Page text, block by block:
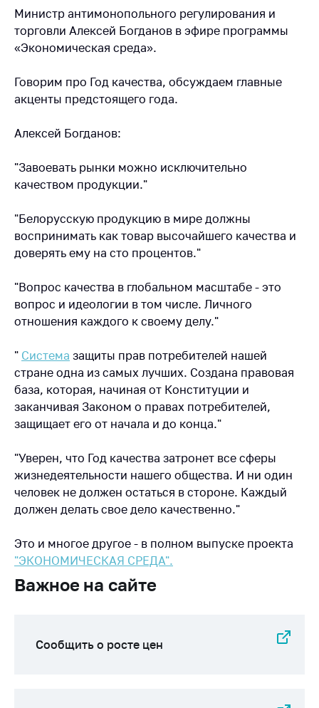
Белорусская
универсальная
товарная биржа
жизнь
работа
геральдические
символы
Деятельность
Ценовая политика
Антимонопольное
регулирование и
конкуренция
Регулирование и
контроль закупок
Защита прав
потребителей
рекламной
деятельности
Международное
сотрудничество
Применение мер
нетарифного
деятельность в
Республике
Министр антимонопольного регулирования и
торговли Алексей Богданов в эфире программы
«Экономическая среда».
Говорим про Год качества, обсуждаем главные
акценты предстоящего года.
Алексей Богданов:
"Завоевать рынки можно исключительно
качеством продукции."
"Белорусскую продукцию в мире должны
воспринимать как товар высочайшего качества и
доверять ему на сто процентов."
"Вопрос качества в глобальном масштабе - это
вопрос и идеологии в том числе. Личного
отношения каждого к своему делу."
" Система защиты прав потребителей нашей
стране одна из самых лучших. Создана правовая
база, которая, начиная от Конституции и
заканчивая Законом о правах потребителей,
защищает его от начала и до конца."
"Уверен, что Год качества затронет все сферы
жизнедеятельности нашего общества. И ни один
человек не должен остаться в стороне. Каждый
должен делать свое дело качественно."
Это и многое другое - в полном выпуске проекта
"ЭКОНОМИЧЕСКАЯ СРЕДА".
Важное на сайте
Сообщить о росте цен